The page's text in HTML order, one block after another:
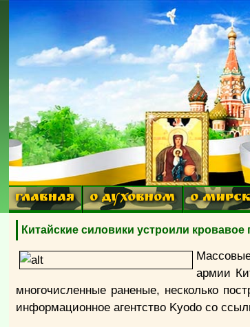
ГЛАВНАЯ О ДУХОВНОМ О
Китайские силовики устроили
армии
многочисленные раненые, несколько
информационное агентство Kyodo со